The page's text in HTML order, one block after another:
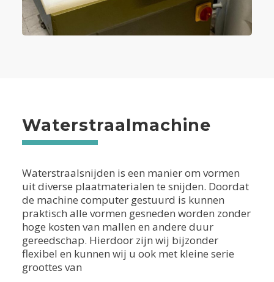
Waterstraalmachine
Waterstraalsnijden is een manier om vormen
uit diverse plaatmaterialen te snijden. Doordat
de machine computer gestuurd is kunnen
praktisch alle vormen gesneden worden zonder
hoge kosten van mallen en andere duur
gereedschap. Hierdoor zijn wij bijzonder
flexibel en kunnen wij u ook met kleine serie
groottes van